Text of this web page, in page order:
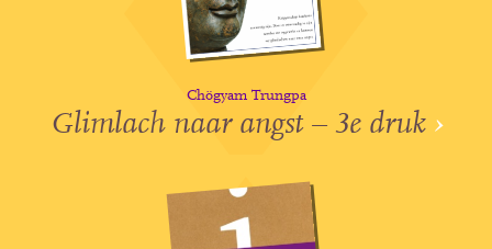
Chögyam Trungpa
Glimlach naar angst – 3e druk ›